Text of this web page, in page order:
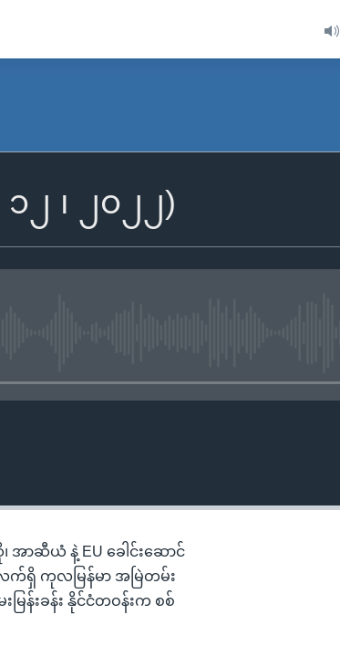
၂ ၊ ၂၀၂၂)
အာဆီယံ နဲ့ EU ခေါင်းဆောင်
က်ရှိ ကုလမြန်မာ အမြဲတမ်း
န်းခန်း နိုင်ငံတဝန်းက စစ်